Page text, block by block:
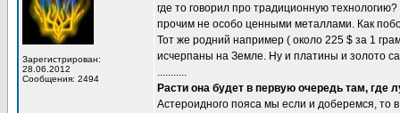
Зарегистрирован:
28.06.2012
Сообщения: 2494
где то говорил про традиционную
прочим не особо ценными металлами. Как
Тот же родний например ( около 225 $ за 1
исчерпаны на Земле. Ну и платины и золото
...........
Расти она будет в первую очередь там, где
Астероидного пояса мы если и доберемся,